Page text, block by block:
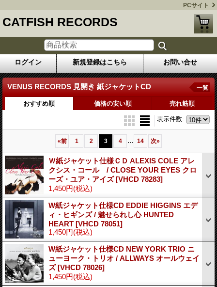
PCサイト
CATFISH RECORDS
ログイン 新規登録はこちら お問い合せ
VENUS RECORDS 見開き 紙ジャケットCD 一覧
おすすめ順 価格の安い順 売れ筋順
表示件数:
«前 1 2 3 4 ... 14 次»
Ｗ紙ジャケット仕様ＣＤ ALEXIS COLE アレ
クシス・コール / CLOSE YOUR EYES クロ
ーズ・ユア・アイズ[VHCD 78283]
1,450円(税込)
W紙ジャケット仕様CD EDDIE HIGGINS エデ
ィ・ヒギンズ / 魅せられし心 HUNTED
HEART [VHCD 78051]
1,450円(税込)
W紙ジャケット仕様CD NEW YORK TRIO ニ
ューヨーク・トリオ / ALLWAYS オールウェイ
ズ[VHCD 78026]
1,450円(税込)